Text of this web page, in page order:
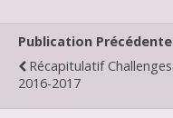
Publication Précédente
Récapitulatif Challenges
2016-2017